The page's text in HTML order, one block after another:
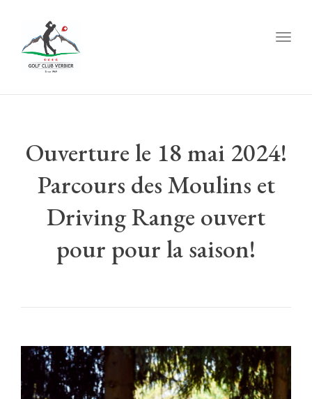
Ouverture le 18 mai 2024!
Parcours des Moulins et
Driving Range ouvert
pour pour la saison!